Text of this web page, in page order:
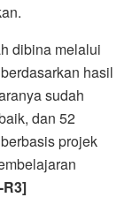
dibina melalui
hasil
sudah
dan 52
projek
R3]